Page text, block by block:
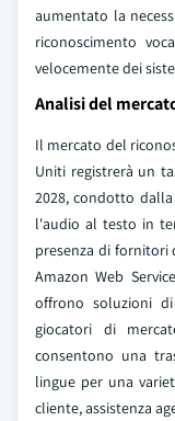
aumentato la
riconoscimento
velocemente dei
Analisi del
Il mercato del
Uniti registrerà un
2028, condotto
l'audio al testo in
presenza di fornitori
Amazon Web
offrono soluzioni di
giocatori di
consentono una
lingue per una
cliente, assistenza